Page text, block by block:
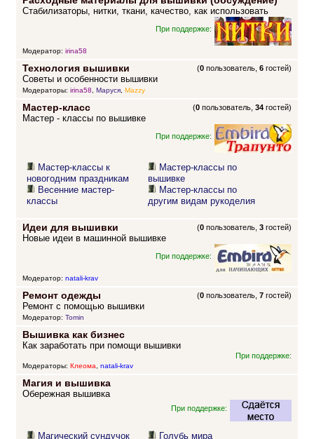
Стабилизаторы, нитки, ткани, качество, как использовать
При поддержке:
Модератор: irina58
Технология вышивки (0 пользователь,6 гостей)
Советы и особенности вышивки
Модераторы: irina58, Маруся, Mazzy
Мастер-класс (0 пользователь,34 гостей)
Мастер - классы по вышивке
При поддержке:
Мастер-классы к
новогодним праздникам
Весенние мастер-
классы
Мастер-классы по
вышивке
Мастер-классы по
другим видам рукоделия
Идеи для вышивки (0 пользователь,3 гостей)
Новые идеи в машинной вышивке
При поддержке:
Модератор: natali-krav
Ремонт одежды (0 пользователь,7 гостей)
Ремонт с помощью вышивки
Модератор: Tomin
Вышивка как бизнес
Как заработать при помощи вышивки
При поддержке:
Модераторы: Клеома, natali-krav
Магия и вышивка
Обережная вышивка
При поддержке:
Магический сундучок Голубь мира